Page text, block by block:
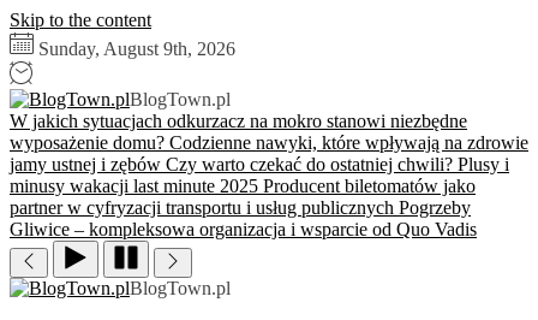
Skip to the content
Sunday, August 9th, 2026
BlogTown.pl
W jakich sytuacjach odkurzacz na mokro stanowi niezbędne
wyposażenie domu? Codzienne nawyki, które wpływają na zdrowie
jamy ustnej i zębów Czy warto czekać do ostatniej chwili? Plusy i
minusy wakacji last minute 2025 Producent biletomatów jako
partner w cyfryzacji transportu i usług publicznych Pogrzeby
Gliwice – kompleksowa organizacja i wsparcie od Quo Vadis
BlogTown.pl